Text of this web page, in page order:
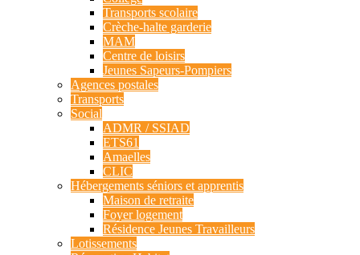
Transports scolaire
Crèche-halte garderie
MAM
Centre de loisirs
Jeunes Sapeurs-Pompiers
Agences postales
Transports
Social
ADMR / SSIAD
ETS61
Amaelles
CLIC
Hébergements séniors et apprentis
Maison de retraite
Foyer logement
Résidence Jeunes Travailleurs
Lotissements